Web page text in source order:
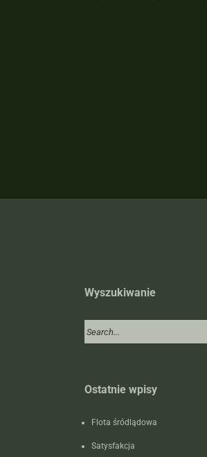
Wyszukiwanie
Ostatnie wpisy
Flota śródlądowa
Satysfakcja